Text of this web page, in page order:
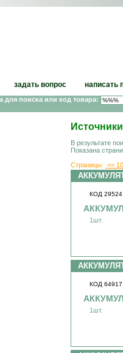
задать вопрос написать
для поиска или код товара:
В результате
Показана
Страницы: << 10
КОД 29524
1шт.
КОД 64917
1шт.